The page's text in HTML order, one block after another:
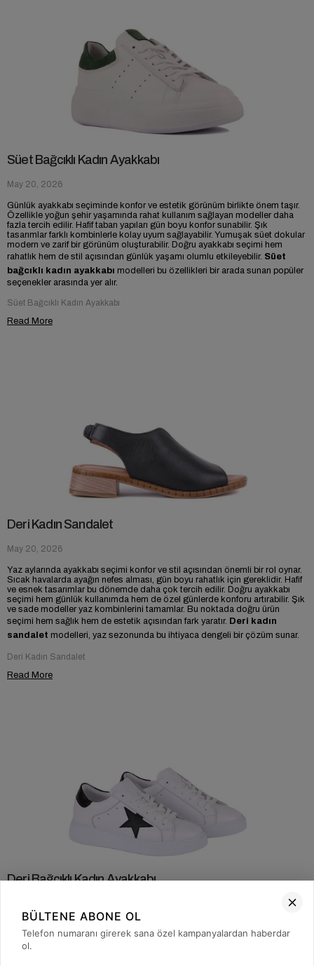
Süet Bağcıklı Kadın Ayakkabı
May 20, 2026
Günlük ayakkabı seçiminde konfor ve estetik görünüm birlikte önem taşır.
Özellikle yoğun şehir yaşamında rahat kullanım sağlayan modeller daha
fazla tercih edilir. Hafif taban yapıları gün boyu konfor sunabilir. Şık
tasarımlar farklı kombinlerle kolay uyum sağlayabilir. Yumuşak süet dokular
modern ve zarif bir görünüm oluşturabilir. Doğru ayakkabı seçimi hem
rahatlık hem de stil açısından günlük yaşamı olumlu etkileyebilir. Süet
bağcıklı kadın ayakkabı modelleri bu özellikleri bir arada sunan popüler
seçenekler arasında yer alır.
Süet Bağcıklı Kadın Ayakkabı
Read More
Deri Kadın Sandalet
May 20, 2026
Yaz aylarında ayakkabı seçimi konfor ve stil açısından önemli bir rol oynar.
Sıcak havalarda ayağın nefes alması, gün boyu rahatlık için gereklidir. Hafif
ve esnek tasarımlar bu dönemde daha çok tercih edilir. Doğru ayakkabı
seçimi hem günlük kullanımda hem de özel günlerde konforu artırabilir. Şık
ve sade modeller yaz kombinlerini tamamlar. Bu noktada doğru ürün
seçimi hem sağlık hem de estetik açısından fark yaratır. Deri kadın
sandalet modelleri, yaz sezonunda bu ihtiyaca dengeli bir çözüm sunar.
Deri Kadın Sandalet
Read More
Deri Bağcıklı Kadın Ayakkabı
Şıklık ve rahatlık ayakkabı seçiminde önemli detaylar arasında yer alabilir.
Bağcıklı deri modeller günlük kullanımda konfor sağlarken modern
görünümü de destekleyebilir. Farklı kombinlerle uyum sağlayabilen
BÜLTENE ABONE OL
Telefon numaranı girerek sana özel kampanyalardan haberdar
ol.